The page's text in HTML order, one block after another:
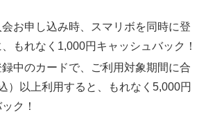
お申し込み時、スマリボを同時に登
もれなく1,000円キャッシュバック！
中のカードで、ご利用対象期間に合
）以上利用すると、もれなく5,000円
ク！